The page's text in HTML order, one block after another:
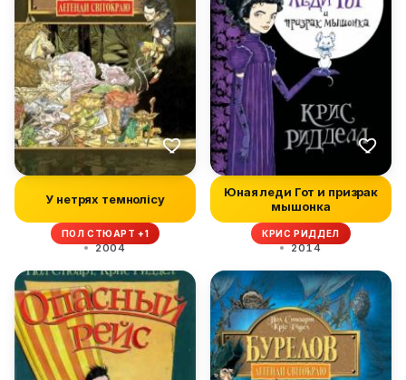
У нетрях темнолісу
ПОЛ СТЮАРТ +1
2004
Юная леди Гот и призрак
мышонка
КРИС РИДДЕЛ
2014